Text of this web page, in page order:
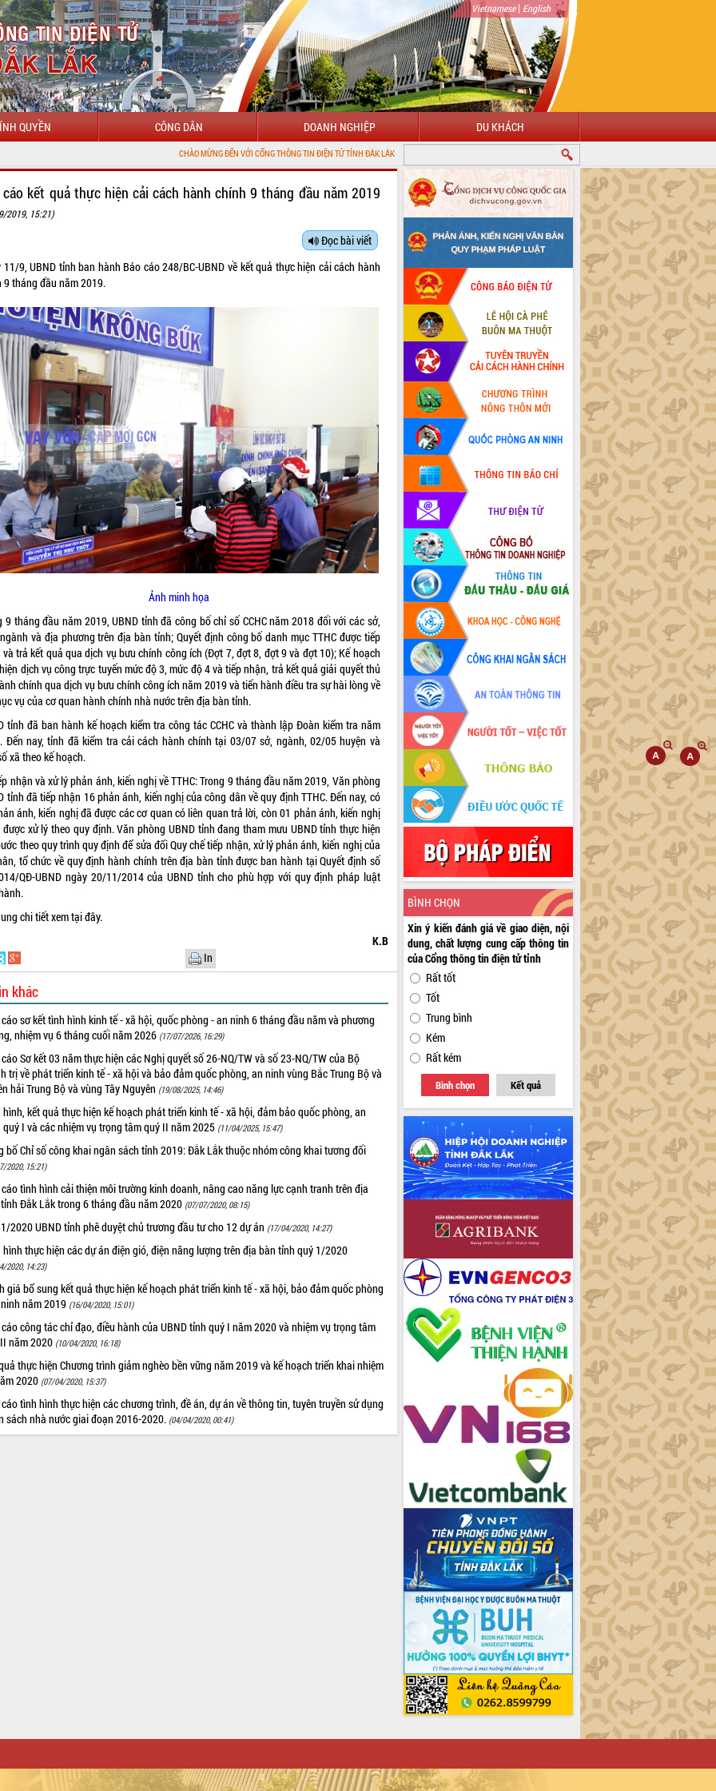
Vietnamese| English
QUYỀN CÔNG DÂN DOANH NGHIỆP DU KHÁCH
CHÀO MỪNG ĐẾN VỚI CỔNG THÔNG TIN ĐIỆN TỬ TỈNH ĐẮK LẮK
cáo kết quả thực hiện cải cách hành chính 9 tháng đầu năm 2019
2019, 15:21)
Đọc bài viết
11/9, UBND tỉnh ban hành Báo cáo 248/BC-UBND về kết quả thực hiện cải cách hành
9 tháng đầu năm 2019.
Ảnh minh họa
9 tháng đầu năm 2019, UBND tỉnh đã công bố chỉ số CCHC năm 2018 đối với các sở,
và địa phương trên địa bàn tỉnh; Quyết định công bố danh mục TTHC được tiếp
trả kết quả qua dịch vụ bưu chính công ích (Đợt 7, đợt 8, đợt 9 và đợt 10); Kế hoạch
dịch vụ công trực tuyến mức độ 3, mức độ 4 và tiếp nhận, trả kết quả giải quyết thủ
chính qua dịch vụ bưu chính công ích năm 2019 và tiến hành điều tra sự hài lòng về
vụ của cơ quan hành chính nhà nước trên địa bàn tỉnh.
tỉnh đã ban hành kế hoạch kiểm tra công tác CCHC và thành lập Đoàn kiểm tra năm
Đến nay, tỉnh đã kiểm tra cải cách hành chính tại 03/07 sở, ngành, 02/05 huyện và
xã theo kế hoạch.
nhận và xử lý phản ánh, kiến nghị về TTHC: Trong 9 tháng đầu năm 2019, Văn phòng
tỉnh đã tiếp nhận 16 phản ánh, kiến nghị của công dân về quy định TTHC. Đến nay, có
ánh, kiến nghị đã được các cơ quan có liên quan trả lời, còn 01 phản ánh, kiến nghị
xử lý theo quy định. Văn phòng UBND tỉnh đang tham mưu UBND tỉnh thực hiện
theo quy trình quy định để sửa đổi Quy chế tiếp nhận, xử lý phản ánh, kiến nghị của
tổ chức về quy định hành chính trên địa bàn tỉnh được ban hành tại Quyết định số
QĐ-UBND ngày 20/11/2014 của UBND tỉnh cho phù hợp với quy định pháp luật
chi tiết xemtại đây.
K.B
In
khác
sơ kết tình hình kinh tế - xã hội, quốc phòng - an ninh 6 tháng đầu năm và phương
nhiệm vụ 6 tháng cuối năm 2026 (17/07/2026, 16:29)
Sơ kết 03 năm thực hiện các Nghị quyết số 26-NQ/TW và số 23-NQ/TW của Bộ
trị về phát triển kinh tế - xã hội và bảo đảm quốc phòng, an ninh vùng Bắc Trung Bộ và
hải Trung Bộ và vùng Tây Nguyên (19/08/2025, 14:46)
hình, kết quả thực hiện kế hoạch phát triển kinh tế - xã hội, đảm bảo quốc phòng, an
quý I và các nhiệm vụ trọng tâm quý II năm 2025 (11/04/2025, 15:47)
bố Chỉ số công khai ngân sách tỉnh 2019: Đắk Lắk thuộc nhóm công khai tương đối
2020, 15:21)
tình hình cải thiện môi trường kinh doanh, nâng cao năng lực cạnh tranh trên địa
Đắk Lắk trong 6 tháng đầu năm 2020 (07/07/2020, 08:15)
2020 UBND tỉnh phê duyệt chủ trương đầu tư cho 12 dự án (17/04/2020, 14:27)
hình thực hiện các dự án điện gió, điện năng lượng trên địa bàn tỉnh quý 1/2020
2020, 14:23)
giá bổ sung kết quả thực hiện kế hoạch phát triển kinh tế - xã hội, bảo đảm quốc phòng
năm 2019 (16/04/2020, 15:01)
công tác chỉ đạo, điều hành của UBND tỉnh quý I năm 2020 và nhiệm vụ trọng tâm
năm 2020 (10/04/2020, 16:18)
thực hiện Chương trình giảm nghèo bền vững năm 2019 và kế hoạch triển khai nhiệm
2020 (07/04/2020, 15:37)
tình hình thực hiện các chương trình, đề án, dự án về thông tin, tuyên truyền sử dụng
sách nhà nước giai đoạn 2016-2020. (04/04/2020, 00:41)
BÌNH CHỌN
Xin ý kiến đánh giá về giao diện, nội
dung, chất lượng cung cấp thông tin
của Cổng thông tin điện tử tỉnh
Rất tốt
Tốt
Trung bình
Kém
Rất kém
Bình chọn Kết quả